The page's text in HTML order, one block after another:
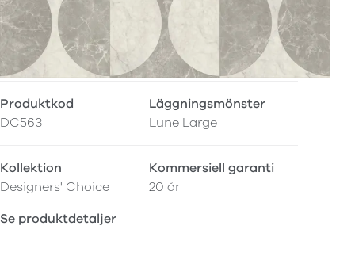
Produktkod
DC563
Läggningsmönster
Lune Large
Kollektion
Designers' Choice
Kommersiell garanti
20 år
Se produktdetaljer